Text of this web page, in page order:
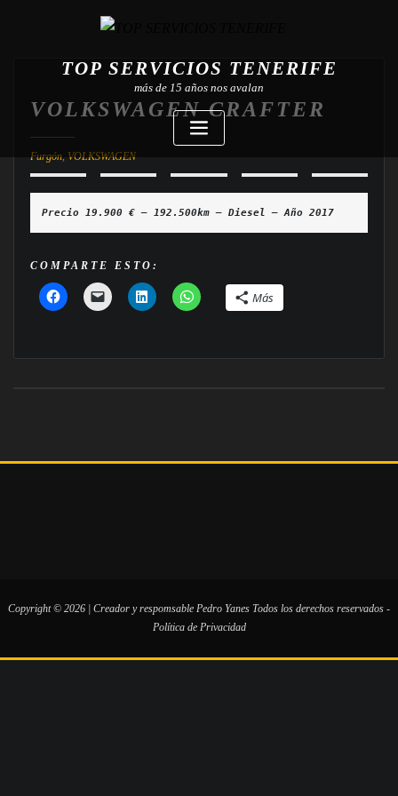
TOP SERVICIOS TENERIFE
más de 15 años nos avalan
VOLKSWAGEN CRAFTER
Furgón, VOLKSWAGEN
Precio 19.900 € — 192.500km — Diesel — Año 2017
COMPARTE ESTO:
Más
Copyright © 2026 | Creador y respomsable Pedro Yanes Todos los derechos reservados -
Política de Privacidad